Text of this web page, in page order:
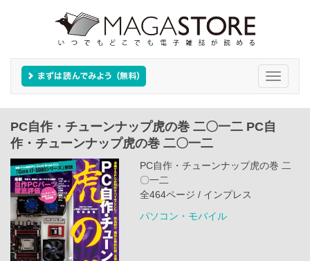
Toggle
PC自作・チューンナップ虎の巻 二〇一二 PC自
作・チューンナップ虎の巻 二〇一二
PC自作・チューンナップ虎の巻 二
〇一二
全464ページ / インプレス
パソコン・モバイル